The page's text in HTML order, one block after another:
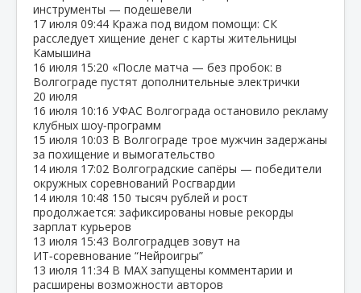
инструменты — подешевели
17 июля 09:44 Кража под видом помощи: СК
расследует хищение денег с карты жительницы
Камышина
16 июля 15:20 «После матча — без пробок: в
Волгограде пустят дополнительные электрички
20 июля
16 июля 10:16 УФАС Волгограда остановило рекламу
клубных шоу‑программ
15 июля 10:03 В Волгограде трое мужчин задержаны
за похищение и вымогательство
14 июля 17:02 Волгоградские сапёры — победители
окружных соревнований Росгвардии
14 июля 10:48 150 тысяч рублей и рост
продолжается: зафиксированы новые рекорды
зарплат курьеров
13 июля 15:43 Волгоградцев зовут на
ИТ‑соревнование “Нейроигры”
13 июля 11:34 В МАХ запущены комментарии и
расширены возможности авторов